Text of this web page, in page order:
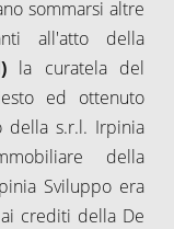
sommarsi altre
all'atto della
la curatela del
ed ottenuto
della s.r.l. Irpinia
della
Sviluppo era
crediti della De